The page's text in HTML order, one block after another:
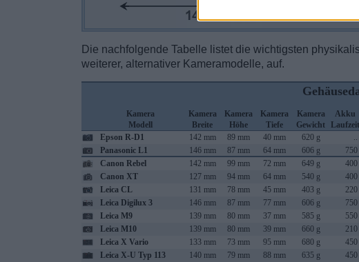
Die nachfolgende Tabelle listet die wichtigsten
weiterer, alternativer Kameramodelle, auf.
Kamera
Modell
Kamera
Breite
Kamera
Höhe
Kamera
Tiefe
Kamera
Gewicht
Akku
Laufzeit
Epson R-D1
142 mm 89 mm 40 mm 620 g ..
Panasonic L1
146 mm 87 mm 64 mm 606 g 750
Canon Rebel
142 mm 99 mm 72 mm 649 g 400
Canon XT
127 mm 94 mm 64 mm 540 g 400
Leica CL
131 mm 78 mm 45 mm 403 g 220
Leica Digilux 3
146 mm 87 mm 77 mm 606 g 750
Leica M9
139 mm 80 mm 37 mm 585 g 550
Leica M10
139 mm 80 mm 39 mm 660 g 210
Leica X Vario
133 mm 73 mm 95 mm 680 g 450
Leica X-U Typ 113
140 mm 79 mm 88 mm 635 g 450